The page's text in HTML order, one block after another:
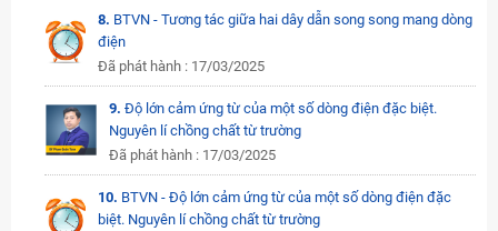
8. BTVN - Tương tác giữa hai dây dẫn song song mang dòng
điện
Đã phát hành : 17/03/2025
9. Độ lớn cảm ứng từ của một số dòng điện đặc biệt.
Nguyên lí chồng chất từ trường
Đã phát hành : 17/03/2025
10. BTVN - Độ lớn cảm ứng từ của một số dòng điện đặc
biệt. Nguyên lí chồng chất từ trường